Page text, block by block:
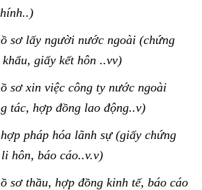
sơ lấy người nước ngoài (chứng
giấy kết hôn ..vv)
sơ xin việc công ty nước ngoài
tác, hợp đồng lao động..v)
pháp hóa lãnh sự (giấy chứng
hôn, báo cáo..v.v)
sơ thầu, hợp đồng kinh tế, báo cáo